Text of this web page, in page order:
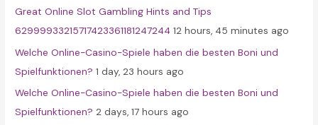
:Great Online Slot Gambling Hints and Tips
62999933215717423361181247244 12 hours, 45 minutes ago
Welche Online-Casino-Spiele haben die besten Boni und
Spielfunktionen? 1 day, 23 hours ago
Welche Online-Casino-Spiele haben die besten Boni und
Spielfunktionen? 2 days, 17 hours ago